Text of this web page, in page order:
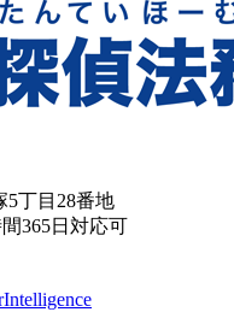
5丁目28番地
365日対応可